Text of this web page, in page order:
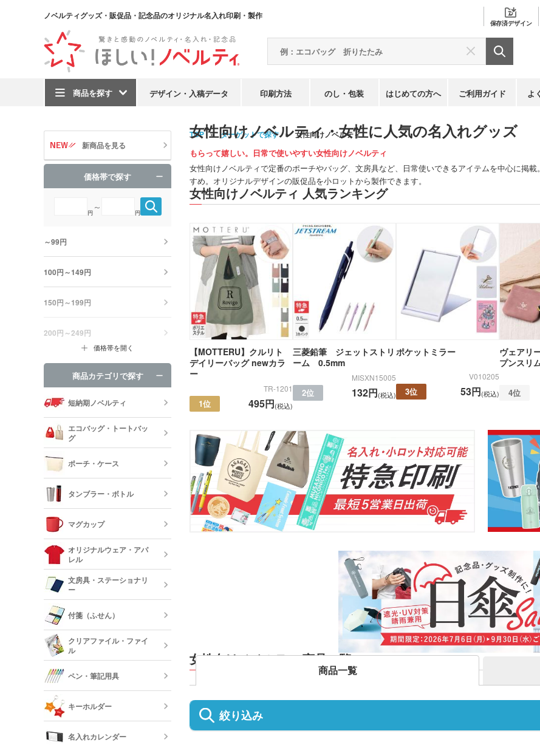
ノベルティグッズ・販促品・記念品のオリジナル名入れ印刷・製作
保存済デザイン
商品を探す デザイン・入稿データ 印刷方法 のし・包装 はじめての方へ ご利用ガイド よ
TOP ターゲットで探す 女性向けノベルティ
女性向けノベルティ・女性に人気の名入れグッズ
もらって嬉しい。日常で使いやすい女性向けノベルティ
女性向けノベルティで定番のポーチやバッグ、文房具など、日常使いできるアイテムを中心に掲
すめ。オリジナルデザインの販促品を小ロットから製作できます。
女性向けノベルティ 人気ランキング
【MOTTERU】クルリト
デイリーバッグ newカラ
ー
TR-1201
1位 495円(税込)
三菱鉛筆 ジェットストリ
ーム 0.5mm
MISXN15005
2位 132円(税込)
ポケットミラー
V010205
3位 53円(税込)
ヴェアリ
プンスリ
4位
女性向けノベルティ 商品一覧
商品一覧
絞り込み
新商品を見る
価格帯で探す
円
～
円
～99円
100円～149円
150円～199円
200円～249円
価格帯を開く
商品カテゴリで探す
短納期ノベルティ
エコバッグ・トートバッ
グ
エコバッグ・折りたたみバ
ッグ
コットントートバッグ(～
7oz)
キ
巾着・リュック・ナップサ
ック
不織布トートバッグ
保
グ
サコッシュ マ
デニムバッグ お
オーガニックコットンバッ
グ
ポ
ポーチ・ケース
キャンバスポーチ ポリエステルポーチ ク
本革・レザー調ポーチ フ
スマホショルダー・スマホ
ポーチ
短
タンブラー・ボトル
ステンレスボトル・マグボ
トル
ア
ボ
スープジャー・フードポッ
ト
ミ
ル
水筒・魔法瓶
オリジナルグラス・ビアグ
ボ
マグカップ
ガラスマグカップ
プ
バ
湯のみ
オリジナルウェア・アパ
レル
オリジナルポロシャツ(半
袖・長袖)
オ
ド
オリジナルキッズウェア オ
文房具・ステーショナリ
ー
ノート・手帳 マ
クリーナー
付箋（ふせん）
クリアファイル・ファイ
ル
押し・シルク）
ド
の
短納期クリアファイル
ペン・筆記用具
フリクション
キーホルダー
名入れカレンダー